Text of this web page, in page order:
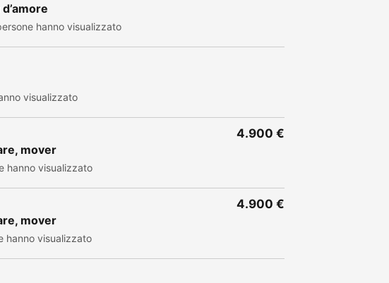
hanno visualizzato
visualizzato
mover
hanno visualizzato
4.900 €
mover
hanno visualizzato
4.900 €